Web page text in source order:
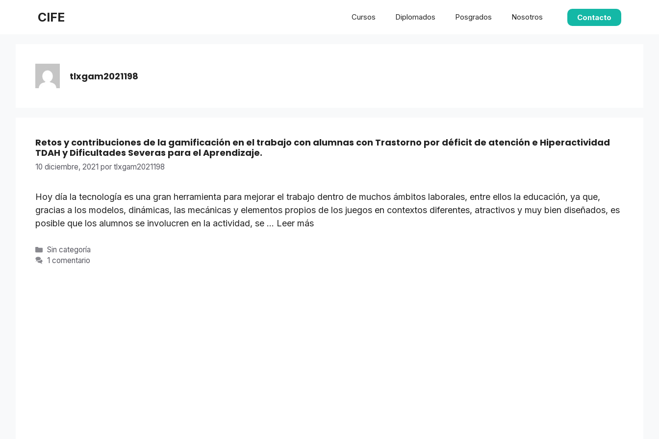
CIFE Cursos Diplomados Posgrados Nosotros Contacto
tlxgam2021198
Retos y contribuciones de la gamificación en el trabajo con alumnas con Trastorno por déficit de atención e Hiperactividad
TDAH y Dificultades Severas para el Aprendizaje.
10 diciembre, 2021 por tlxgam2021198
Hoy día la tecnología es una gran herramienta para mejorar el trabajo dentro de muchos ámbitos laborales, entre ellos la educación, ya que,
gracias a los modelos, dinámicas, las mecánicas y elementos propios de los juegos en contextos diferentes, atractivos y muy bien diseñados, es
posible que los alumnos se involucren en la actividad, se … Leer más
Categorías
Sin categoría
1 comentario